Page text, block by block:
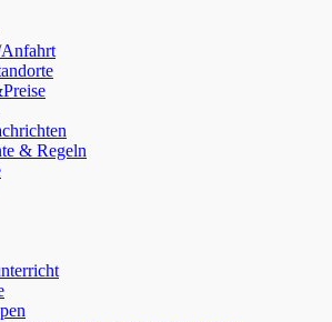
& Regeln
2024
InVeranstaltungen
in Heidelberg für Jugendliche und
Jahren! Auch unser Verein wird dort
Bereiche für die Auftritte und Workshops
– 18:00-18:15, zentrale